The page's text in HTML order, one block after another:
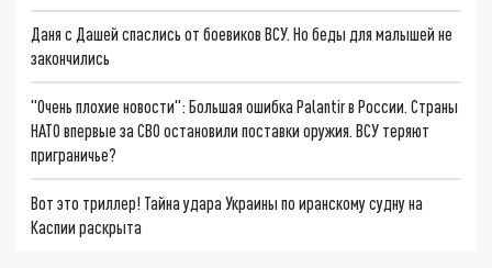
Даня с Дашей спаслись от боевиков ВСУ. Но беды для малышей не
закончились
"Очень плохие новости": Большая ошибка Palantir в России. Страны
НАТО впервые за СВО остановили поставки оружия. ВСУ теряют
приграничье?
Вот это триллер! Тайна удара Украины по иранскому судну на
Каспии раскрыта